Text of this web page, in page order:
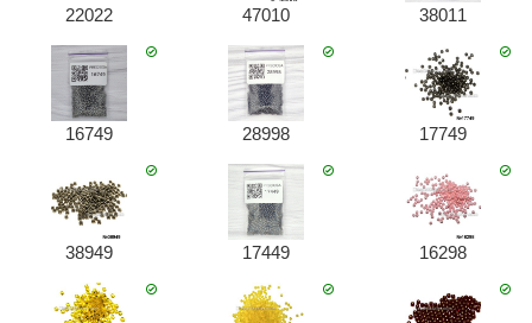
22022 47010 38011
16749 28998 17749
38949 17449 16298